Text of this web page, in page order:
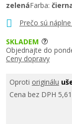
Prečo sú
zelenáFarba:
SKLADEM
Objednajte do
Ceny dopravy
Oproti originálu
Cena bez DPH